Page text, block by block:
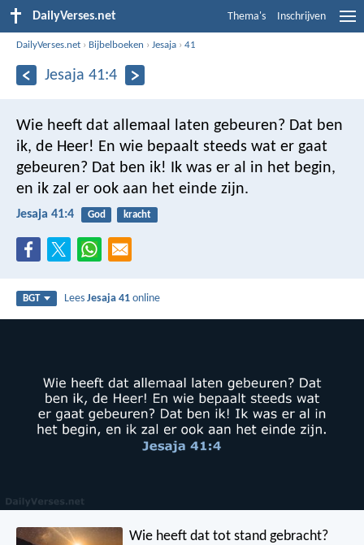
DailyVerses.net Thema's Inschrijven
DailyVerses.net › Bijbelboeken ›Jesaja ›41
Jesaja 41:4
Wie heeft dat allemaal laten gebeuren? Dat ben
ik, de Heer! En wie bepaalt steeds wat er gaat
gebeuren? Dat ben ik! Ik was er al in het begin,
en ik zal er ook aan het einde zijn.
Jesaja 41:4 God kracht
BGT LeesJesaja 41 online
Wie heeft dat tot stand gebracht?